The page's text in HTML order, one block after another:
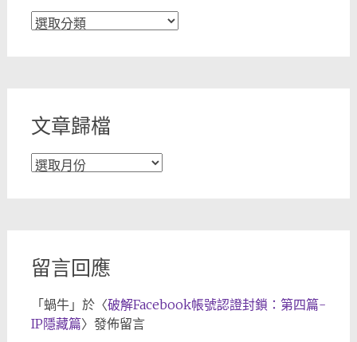
文
文章歸檔
文
留言回應
「 蝸牛」於〈破解Facebook帳號認證封鎖：第四篇-
IP隱藏篇〉發佈留言